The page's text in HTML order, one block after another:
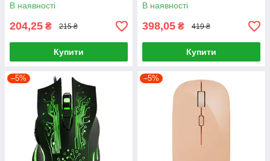
В наявності
204,25 ₴ 215 ₴
Купити
В наявності
398,05 ₴ 419 ₴
Купити
–5% –5%